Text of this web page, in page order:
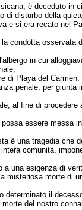
è deceduto in
di disturbo della
e si era recato nel
condotta osservata
in cui
di Playa del
penale, per giunta
al fine di
essere messa
è una tragedia che
comunità,
una esigenza di
morte di
determinato il
del nostro